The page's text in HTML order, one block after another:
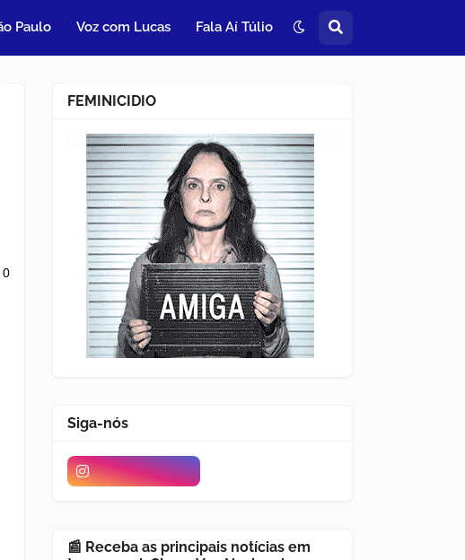
Paulo Voz com Lucas Fala Aí Túlio
0
FEMINICIDIO
Siga-nós
📰 Receba as principais notícias em